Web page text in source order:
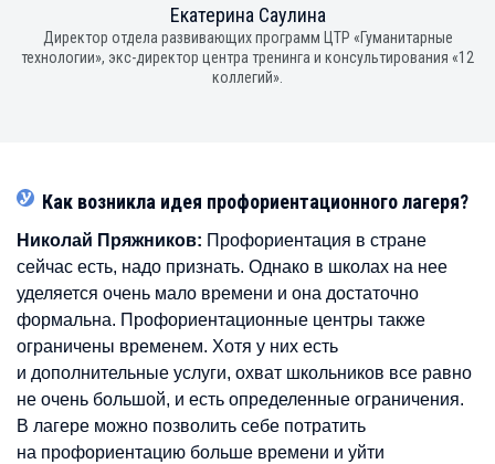
Екатерина Саулина
Директор отдела развивающих программ ЦТР «Гуманитарные
технологии», экс-директор центра тренинга и консультирования «12
коллегий».
Как возникла идея профориентационного лагеря?
Николай Пряжников: Профориентация в стране
сейчас есть, надо признать. Однако в школах на нее
уделяется очень мало времени и она достаточно
формальна. Профориентационные центры также
ограничены временем. Хотя у них есть
и дополнительные услуги, охват школьников все равно
не очень большой, и есть определенные ограничения.
В лагере можно позволить себе потратить
на профориентацию больше времени и уйти